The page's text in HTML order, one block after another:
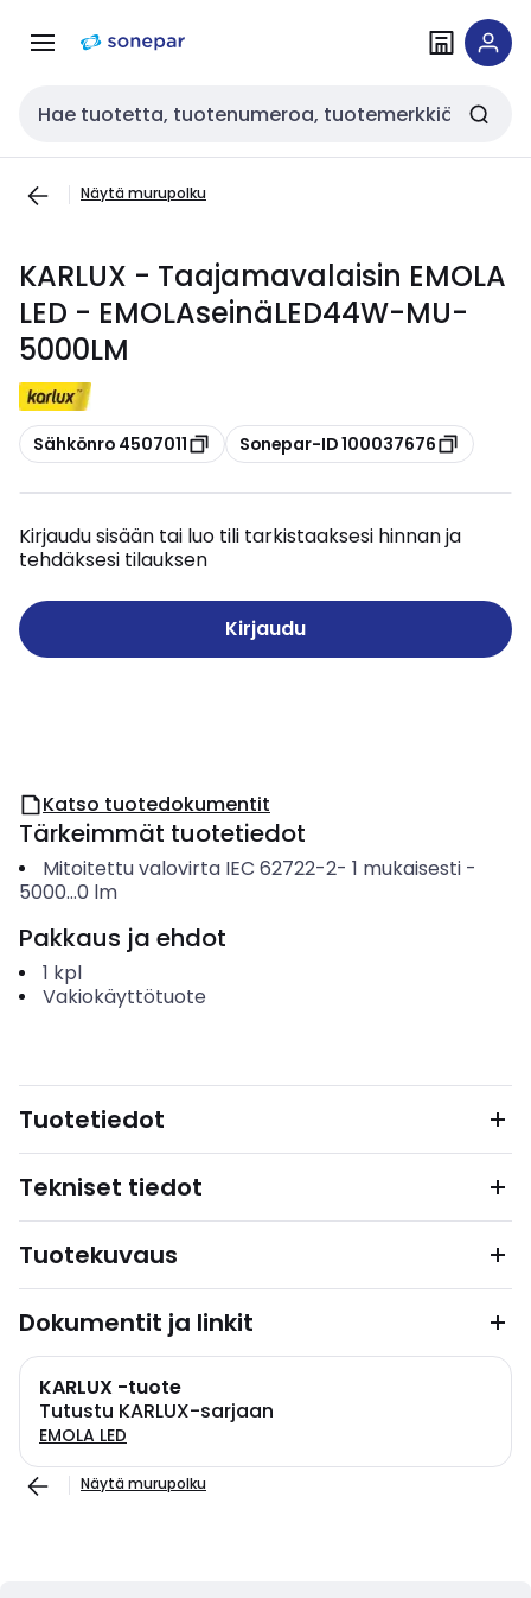
navigointiinsisältöön
Haku
Näytä murupolku
KARLUX - Taajamavalaisin EMOLA
LED - EMOLAseinäLED44W-MU-
5000LM
Kopioi
Sähkönro 4507011 Kopioi
Sonepar-ID 100037676
Kirjaudu sisään tai luo tili tarkistaaksesi hinnan ja
tehdäksesi tilauksen
Kirjaudu
Katso tuotedokumentit
Tärkeimmät tuotetiedot
Mitoitettu valovirta IEC 62722-2- 1 mukaisesti-
5000...0 lm
Pakkaus ja ehdot
1 kpl
Vakiokäyttötuote
Tuotetiedot
Tekniset tiedot
Tuotekuvaus
Dokumentit ja linkit
KARLUX -tuote
Tutustu KARLUX-sarjaan
EMOLA LED
Näytä murupolku